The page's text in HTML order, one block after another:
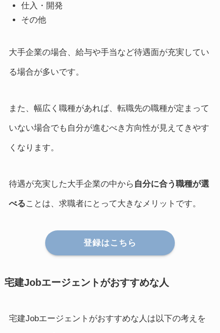
仕入・開発
その他
大手企業の場合、給与や手当など待遇面が充実してい
る場合が多いです。
また、幅広く職種があれば、転職先の職種が定まって
いない場合でも自分が進むべき方向性が見えてきやす
くなります。
待遇が充実した大手企業の中から 自分に合う職種が選
べることは、求職者にとって大きなメリットです。
登録はこちら
宅建Jobエージェントがおすすめな人
宅建Jobエージェントがおすすめな人は以下の考えを